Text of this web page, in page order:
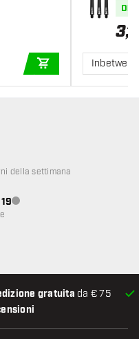
AGGIUNGI AL
3,45
Inbetween
gratuita da € 75
non disponibile
della settimana
Servizio clienti non disponibile